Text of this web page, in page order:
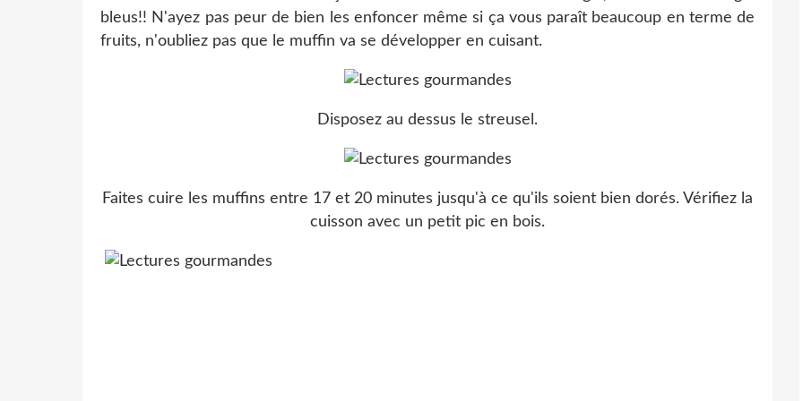
bleus!! N'ayez pas peur de bien les enfoncer même si ça vous paraît beaucoup en terme de
fruits, n'oubliez pas que le muffin va se développer en cuisant.
Disposez au dessus le streusel.
Faites cuire les muffins entre 17 et 20 minutes jusqu'à ce qu'ils soient bien dorés. Vérifiez la
cuisson avec un petit pic en bois.